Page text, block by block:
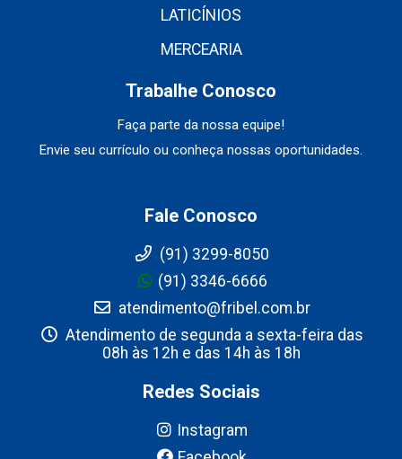
LATICÍNIOS
MERCEARIA
Trabalhe Conosco
Faça parte da nossa equipe!
Envie seu currículo ou conheça nossas oportunidades.
Fale Conosco
(91) 3299-8050
(91) 3346-6666
atendimento@fribel.com.br
Atendimento de segunda a sexta-feira das
08h às 12h e das 14h às 18h
Redes Sociais
Instagram